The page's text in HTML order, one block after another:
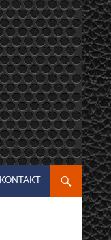
KONTAKT